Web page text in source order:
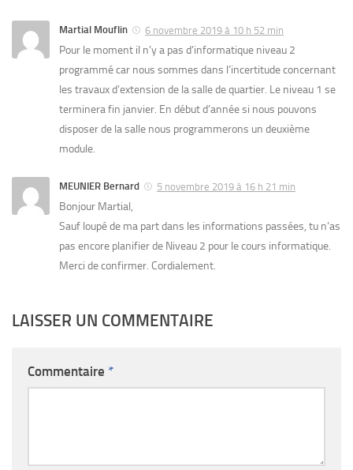
Martial Mouflin 6 novembre 2019 à 10 h 52 min
Pour le moment il n’y a pas d’informatique niveau 2
programmé car nous sommes dans l’incertitude concernant
les travaux d’extension de la salle de quartier. Le niveau 1 se
terminera fin janvier. En début d’année si nous pouvons
disposer de la salle nous programmerons un deuxième
module.
MEUNIER Bernard 5 novembre 2019 à 16 h 21 min
Bonjour Martial,
Sauf loupé de ma part dans les informations passées, tu n’as
pas encore planifier de Niveau 2 pour le cours informatique.
Merci de confirmer. Cordialement.
LAISSER UN COMMENTAIRE
Commentaire *